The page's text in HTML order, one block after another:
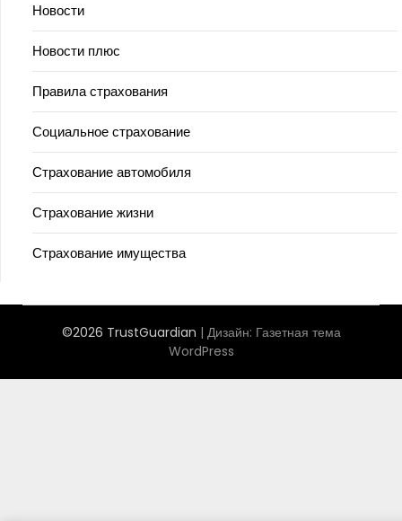
Новости
Новости плюс
Правила страхования
Социальное страхование
Страхование автомобиля
Страхование жизни
Страхование имущества
©2026 TrustGuardian | Дизайн: Газетная тема
WordPress